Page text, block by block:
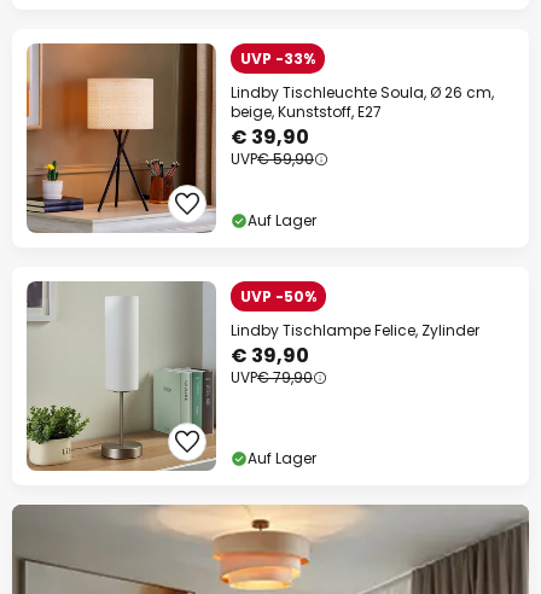
UVP -33%
Lindby Tischleuchte Soula, Ø 26 cm,
beige, Kunststoff, E27
€ 39,90
UVP€ 59,90
Auf Lager
UVP -50%
Lindby Tischlampe Felice, Zylinder
€ 39,90
UVP€ 79,90
Auf Lager